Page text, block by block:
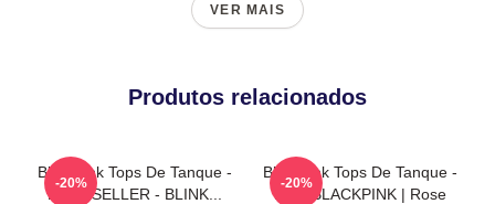
VER MAIS
Produtos relacionados
Blackpink Tops De Tanque -
BEST SELLER - BLINK...
-20%
Blackpink Tops De Tanque -
Não. BLACKPINK | Rose
-20%